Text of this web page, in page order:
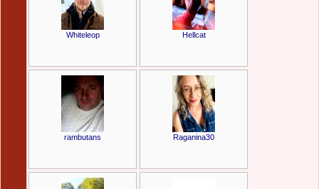
Whiteleop Hellcat
rambutans Raganina30